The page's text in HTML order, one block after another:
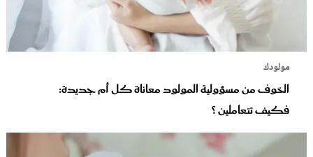
مولودك
الخوف من مسؤولية المولود معاناة كل أم جديدة:
فكيف تتعاملين ؟